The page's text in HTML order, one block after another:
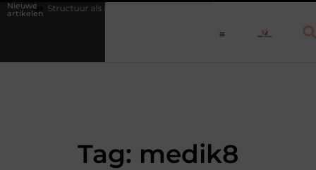
Nieuwe
artikelenStructuur als medicijn: waarom een vast dagritme herstel versnelt
Tag: medik8